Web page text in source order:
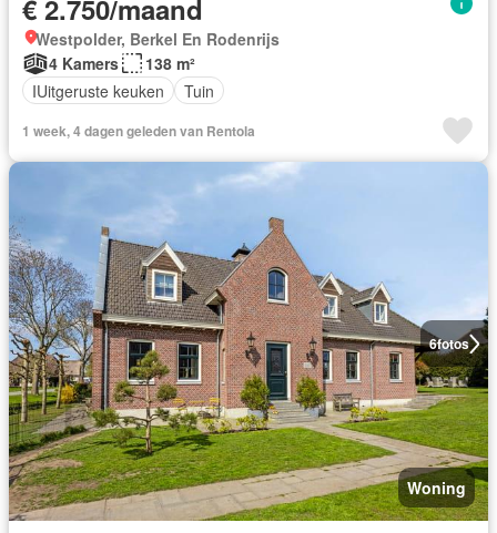
€ 2.750/maand
Westpolder, Berkel En Rodenrijs
4 Kamers
138 m²
IUitgeruste keuken
Tuin
1 week, 4 dagen geleden van Rentola
6fotos
Woning